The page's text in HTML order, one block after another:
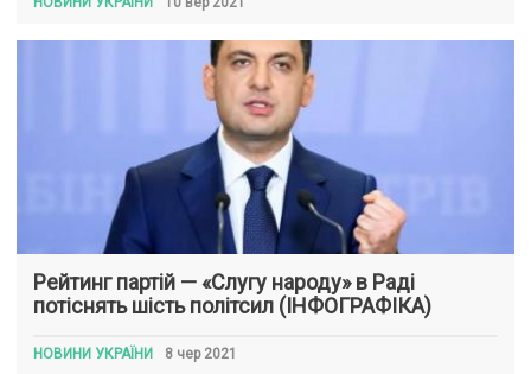
Рейтинг партій — «Слугу народу» в Раді
потіснять шість політсил (ІНФОГРАФІКА)
НОВИНИ УКРАЇНИ 8 чер 2021